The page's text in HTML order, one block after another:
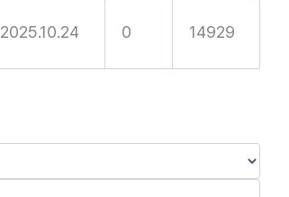
2025.10.24 0 14929